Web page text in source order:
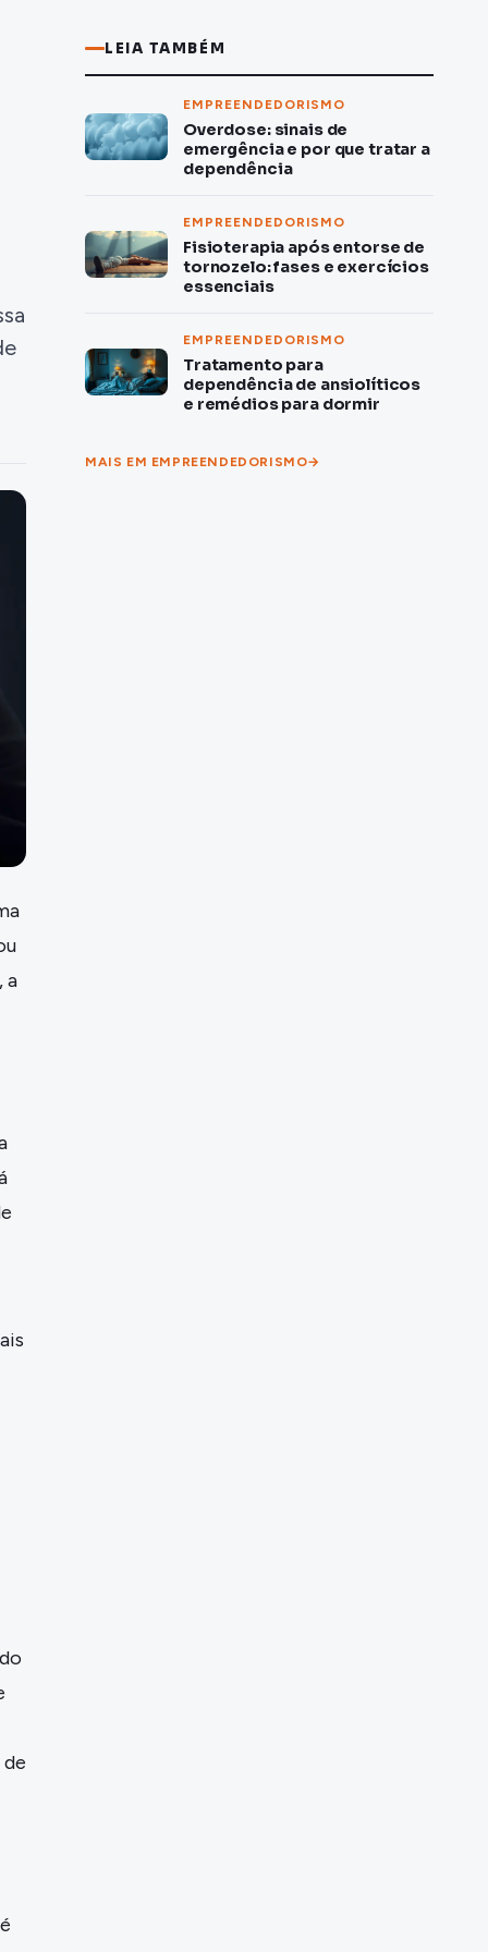
a
LEIA TAMBÉM
EMPREENDEDORISMO
Overdose: sinais de
emergência e por que tratar a
dependência
EMPREENDEDORISMO
Fisioterapia após entorse de
tornozelo: fases e exercícios
essenciais
EMPREENDEDORISMO
Tratamento para
dependência de ansiolíticos
e remédios para dormir
MAIS EM EMPREENDEDORISMO